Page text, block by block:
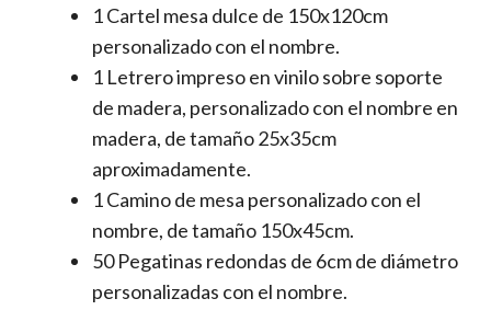
1 Cartel mesa dulce de 150x120cm
personalizado con el nombre.
1 Letrero impreso en vinilo sobre soporte
de madera, personalizado con el nombre en
madera, de tamaño 25x35cm
aproximadamente.
1 Camino de mesa personalizado con el
nombre, de tamaño 150x45cm.
50 Pegatinas redondas de 6cm de diámetro
personalizadas con el nombre.